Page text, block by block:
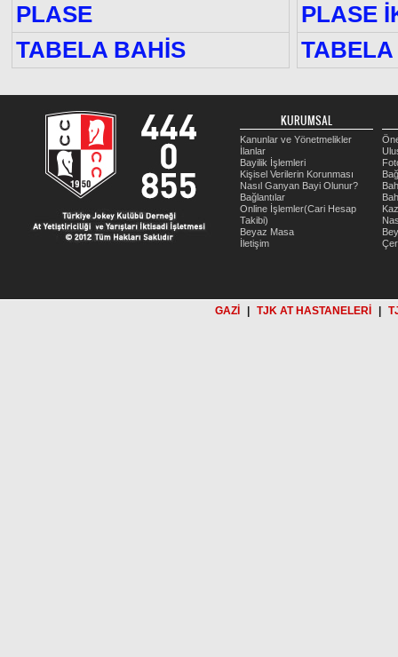
PLASE
PLASE
TABELA BAHİS
KURUMSAL
Kanunlar ve Yönetmelikler
İlanlar
Bayilik İşlemleri
Kişisel Verilerin Korunması
Nasıl Ganyan Bayi Olunur?
Bağlantılar
Online İşlemler(Cari Hesap
Takibi)
Beyaz Masa
İletişim
GAZİ TJK AT HASTANELERİ